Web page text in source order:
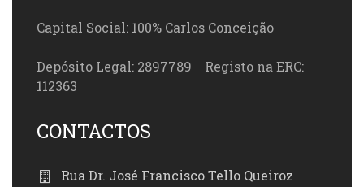
Capital Social: 100% Carlos Conceição
Depósito Legal: 2897789 Registo na ERC:
112363
CONTACTOS
Rua Dr. José Francisco Tello Queiroz